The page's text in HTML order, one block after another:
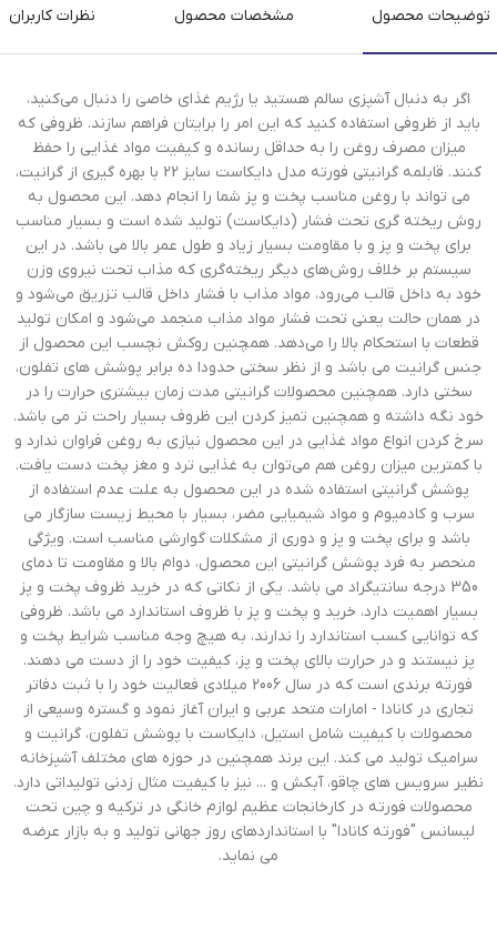
توضیحات محصول مشخصات محصول نظرات کاربران
اگر به‌ دنبال آشپزی سالم هستید یا رژیم غذای خاصی را دنبال می‌کنید،
باید از ظروفی استفاده کنید که این امر را برایتان فراهم سازند. ظروفی که
میزان مصرف روغن را به حداقل رسانده و کیفیت مواد غذایی را حفظ
کنند. قابلمه گرانیتی فورته مدل دایکاست سایز 22 با بهره گیری از گرانیت،
می تواند با روغن مناسب پخت و پز شما را انجام دهد. این محصول به
روش ریخته گری تحت فشار (دایکاست) تولید شده است و بسیار مناسب
برای پخت و پز و با مقاومت بسیار زیاد و طول عمر بالا می باشد. در این
سیستم بر خلاف روش‌های دیگر ریخته‌گری که مذاب تحت نیروی وزن
خود به داخل قالب می‌رود، مواد مذاب با فشار داخل قالب تزریق می‌شود و
در همان حالت یعنی تحت فشار مواد مذاب منجمد می‌شود و امکان تولید
قطعات با استحکام بالا را می‌دهد. همچنین روکش نچسب این محصول از
جنس گرانیت می باشد و از نظر سختی حدودا ده برابر پوشش های تفلون،
سختی دارد. همچنین محصولات گرانیتی مدت زمان بیشتری حرارت را در
خود نگه داشته و همچنین تمیز کردن این ظروف بسیار راحت تر می باشد.
سرخ کردن انواع مواد غذایی در این محصول نیازی به روغن فراوان ندارد و
با کمترین میزان روغن هم می‌توان به غذایی ترد و مغز پخت دست یافت.
پوشش گرانیتی استفاده شده در این محصول به علت عدم استفاده از
سرب و کادمیوم و مواد شیمیایی مضر، بسیار با محیط زیست سازگار می
باشد و برای پخت و پز و دوری از مشکلات گوارشی مناسب است. ویژگی
منحصر به فرد پوشش گرانیتی این محصول، دوام بالا و مقاومت تا دمای
350 درجه سانتیگراد می باشد. یکی از نکاتی که در خرید ظروف پخت و پز
بسیار اهمیت دارد، خرید و پخت و پز با ظروف استاندارد می باشد. ظروفی
که توانایی کسب استاندارد را ندارند، به هیچ وجه مناسب شرایط پخت و
پز نیستند و در حرارت بالای پخت و پز، کیفیت خود را از دست می دهند.
فورته برندی است که در سال 2006 میلادی فعالیت خود را با ثبت دفاتر
تجاری در کانادا - امارات متحد عربی و ایران آغاز نمود و گستره وسیعی از
محصولات با کیفیت شامل استیل، دایکاست با پوشش تفلون، گرانیت و
سرامیک تولید می کند. این برند همچنین در حوزه های مختلف آشپزخانه
نظیر سرویس های چاقو، آبکش و ... نیز با کیفیت مثال زدنی تولیداتی دارد.
محصولات فورته در کارخانجات عظیم لوازم خانگی در ترکیه و چین تحت
لیسانس "فورته کانادا" با استانداردهای روز جهانی تولید و به بازار عرضه
می نماید.